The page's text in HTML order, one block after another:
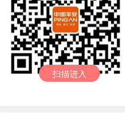
扫描进入